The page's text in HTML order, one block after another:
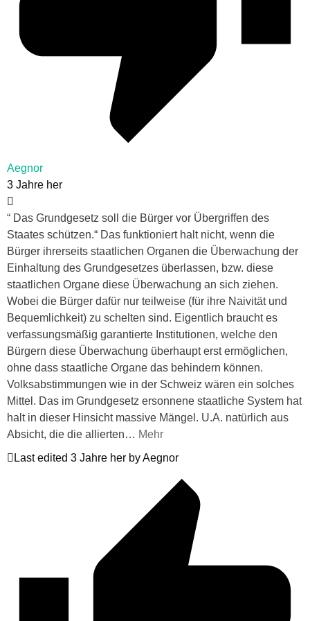
Aegnor
3 Jahre her
“ Das Grundgesetz soll die Bürger vor Übergriffen des
Staates schützen.“ Das funktioniert halt nicht, wenn die
Bürger ihrerseits staatlichen Organen die Überwachung der
Einhaltung des Grundgesetzes überlassen, bzw. diese
staatlichen Organe diese Überwachung an sich ziehen.
Wobei die Bürger dafür nur teilweise (für ihre Naivität und
Bequemlichkeit) zu schelten sind. Eigentlich braucht es
verfassungsmäßig garantierte Institutionen, welche den
Bürgern diese Überwachung überhaupt erst ermöglichen,
ohne dass staatliche Organe das behindern können.
Volksabstimmungen wie in der Schweiz wären ein solches
Mittel. Das im Grundgesetz ersonnene staatliche System hat
halt in dieser Hinsicht massive Mängel. U.A. natürlich aus
Absicht, die die allierten… Mehr
Last edited 3 Jahre her by Aegnor